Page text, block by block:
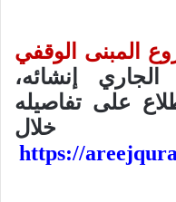
المبنى الوقفي
الجاري إنشائه،
على تفاصيله
https://